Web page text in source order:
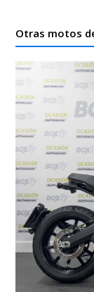
Otras motos